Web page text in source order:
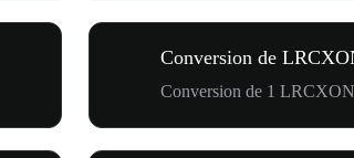
Conversion de
Conversion de 1